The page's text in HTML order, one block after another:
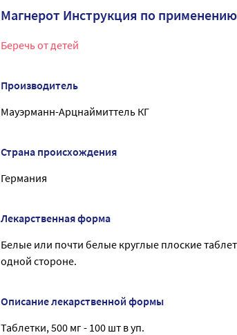
Магнерот Инструкция по применению
Беречь от детей
Производитель
Мауэрманн-Арцнаймиттель КГ
Страна происхождения
Германия
Лекарственная форма
Белые или почти белые круглые плоские
одной стороне.
Описание лекарственной формы
Таблетки, 500 мг - 100 шт в уп.